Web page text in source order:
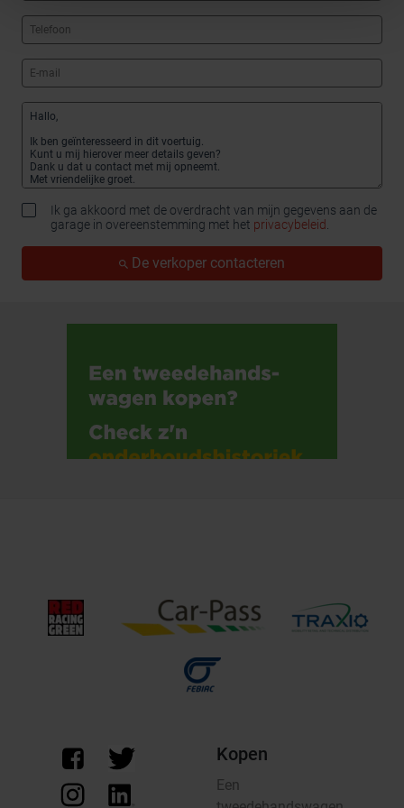
Ik ga akkoord met de overdracht van mijn gegevens aan de
garage in overeenstemming met het privacybeleid.
De verkoper contacteren
Kopen
Een